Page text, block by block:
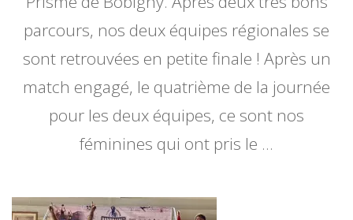
CAP
parcours, nos deux équipes régionales se
sont retrouvées en petite finale ! Après un
match engagé, le quatrième de la journée
pour les deux équipes, ce sont nos
féminines qui ont pris le …